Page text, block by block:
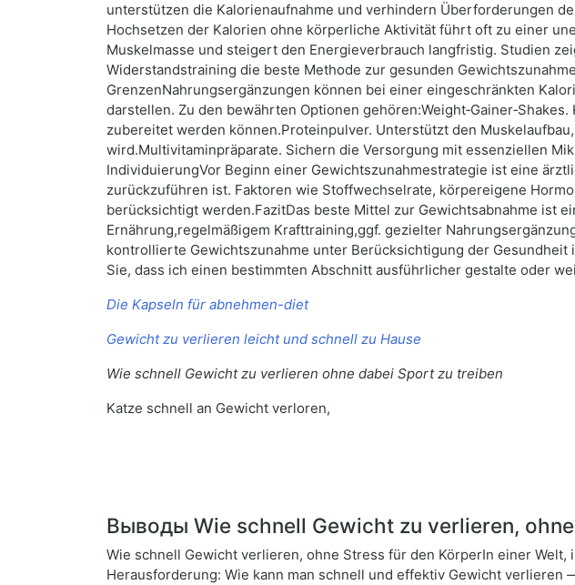
unterstützen die Kalorienaufnahme und verhindern Überforderungen
Hochsetzen der Kalorien ohne körperliche Aktivität führt oft zu einer
Muskelmasse und steigert den Energieverbrauch langfristig. Studien
Widerstandstraining die beste Methode zur gesunden
GrenzenNahrungsergänzungen können bei einer eingeschränkten
darstellen. Zu den bewährten Optionen
zubereitet werden können.Proteinpulver. Unterstützt den
wird.Multivitaminpräparate. Sichern die Versorgung mit essenziellen
IndividuierungVor Beginn einer Gewichtszunahmestrategie ist eine
zurückzuführen ist. Faktoren wie Stoffwechselrate, körpereigene
berücksichtigt werden.FazitDas beste Mittel zur Gewichtsabnahme ist
Ernährung,regelmäßigem Krafttraining,ggf. gezielter
kontrollierte Gewichtszunahme unter Berücksichtigung der
Sie, dass ich einen bestimmten Abschnitt ausführlicher gestalte oder
Die Kapseln für abnehmen-diet
Gewicht zu verlieren leicht und schnell zu Hause
Wie schnell Gewicht zu verlieren ohne dabei Sport zu treiben
Katze schnell an Gewicht verloren,
Выводы Wie schnell Gewicht zu verlieren,
Wie schnell Gewicht verlieren, ohne Stress für den KörperIn einer
Herausforderung: Wie kann man schnell und effektiv Gewicht